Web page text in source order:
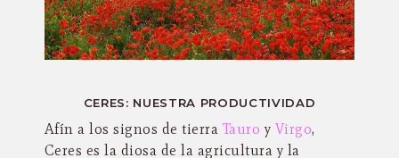
CERES: NUESTRA PRODUCTIVIDAD
Afín a los signos de tierra Tauro y Virgo,
Ceres es la diosa de la agricultura y la